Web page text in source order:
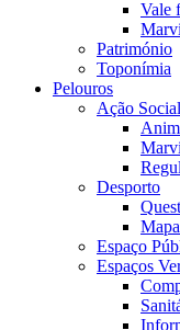
Vale
Património
Toponímia
Pelouros
Ação Social
Desporto
Espaço
Espaços